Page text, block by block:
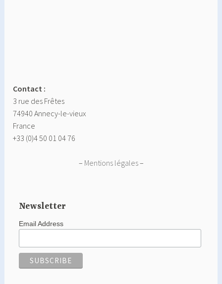
Contact :
3 rue des Frêtes
74940 Annecy-le-vieux
France
+33 (0)4 50 01 04 76
– Mentions légales–
Newsletter
Email Address